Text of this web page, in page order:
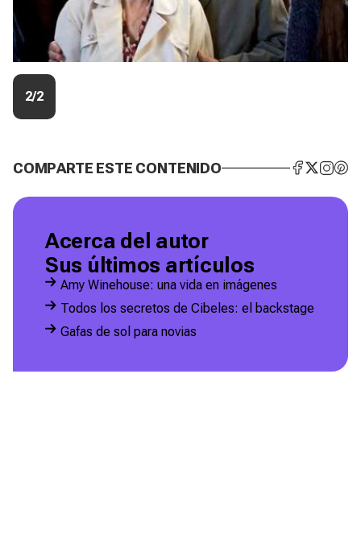
2/2
COMPARTE ESTE CONTENIDO
Acerca del autor
Sus últimos artículos
Amy Winehouse: una vida en imágenes
Todos los secretos de Cibeles: el backstage
Gafas de sol para novias